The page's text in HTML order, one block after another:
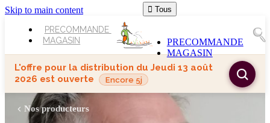
Skip to main content
PRECOMMANDE
MAGASIN
 Tous
PRECOMMANDE
MAGASIN
L'offre pour la distribution du Jeudi 13 août
2026 est ouverte Encore 5j
Nos producteurs